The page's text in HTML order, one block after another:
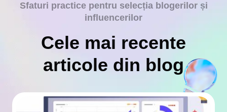
Sfaturi practice pentru selecția blogerilor și
influencerilor
Cele mai recente
articole din blog